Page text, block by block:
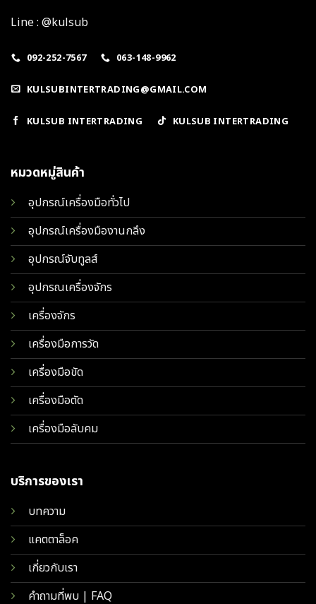
Line : @kulsub
092-252-7567 063-148-9962
KULSUBINTERTRADING@GMAIL.COM
KULSUB INTERTRADING KULSUB INTERTRADING
หมวดหมู่สินค้า
อุปกรณ์เครื่องมือทั่วไป
อุปกรณ์เครื่องมืองานกลึง
อุปกรณ์จับทูลส์
อุปกรณเครื่องจักร
เครื่องจักร
เครื่องมือการวัด
เครื่องมือขัด
เครื่องมือตัด
เครื่องมือลับคม
บริการของเรา
บทความ
แคตตาล็อค
เกี่ยวกับเรา
คำถามที่พบ | FAQ